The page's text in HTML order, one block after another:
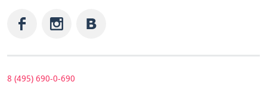
8 (495) 690-0-690